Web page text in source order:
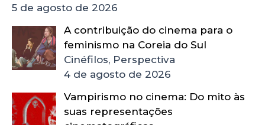
5 de agosto de 2026
A contribuição do cinema para o
feminismo na Coreia do Sul
Cinéfilos, Perspectiva
4 de agosto de 2026
Vampirismo no cinema: Do mito às
suas representações